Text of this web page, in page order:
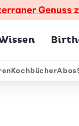
Genuss
KochbücherAbos